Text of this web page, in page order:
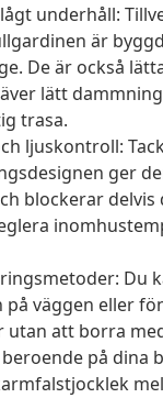
underhåll:
är
De är också
lätt
trasa.
ljuskontroll:
ger
blockerar delvis
Du
väggen eller
utan att borra
på dina